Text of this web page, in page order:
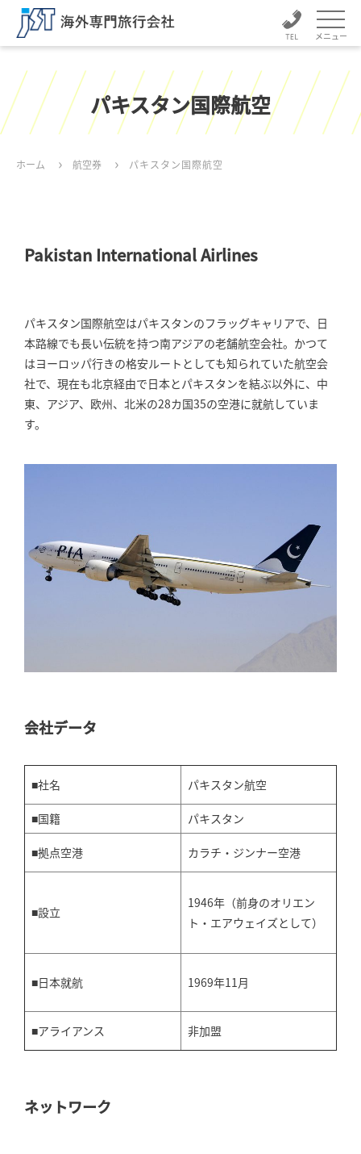
メニュー
パキスタン国際航空
ホーム 航空券 パキスタン国際航空
Pakistan International Airlines
パキスタン国際航空はパキスタンのフラッグキャリアで、日
本路線でも長い伝統を持つ南アジアの老舗航空会社。かつて
はヨーロッパ行きの格安ルートとしても知られていた航空会
社で、現在も北京経由で日本とパキスタンを結ぶ以外に、中
東、アジア、欧州、北米の28カ国35の空港に就航していま
す。
会社データ
■社名 パキスタン航空
■国籍 パキスタン
■拠点空港 カラチ・ジンナー空港
■設立
1946年（前身のオリエン
ト・エアウェイズとして）
■日本就航 1969年11月
■アライアンス 非加盟
ネットワーク